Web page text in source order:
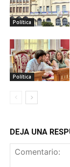
Política
Política
DEJA UNA